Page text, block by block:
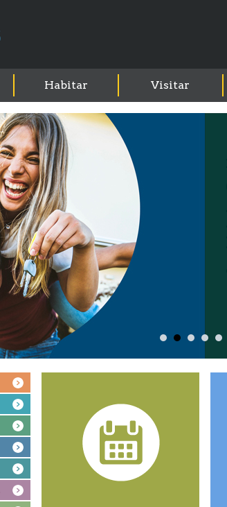
Habitar Visitar